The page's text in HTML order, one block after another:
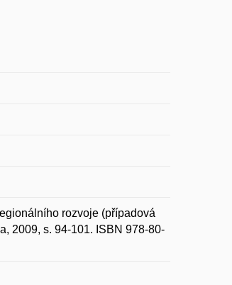
rozvoje (případová
2009, s. 94-101. ISBN 978-80-